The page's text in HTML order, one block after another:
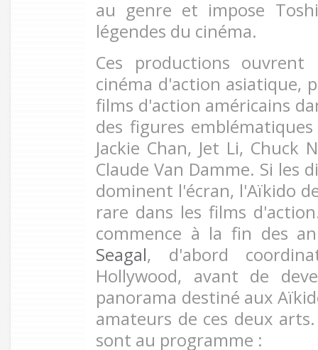
au genre et impose
légendes du cinéma.
Ces productions
cinéma d'action asiatique,
films d'action américains
des figures
Jackie Chan, Jet Li, Chuck
Claude Van Damme. Si les
dominent l'écran, l'Aïkido
rare dans les films
commence à la fin des
Seagal, d'abord
Hollywood, avant de
panorama destiné aux
amateurs de ces deux
sont au programme :